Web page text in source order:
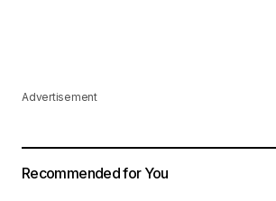
Advertisement
Recommended for You